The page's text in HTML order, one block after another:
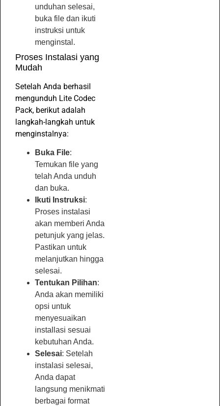
unduhan selesai,
buka file dan ikuti
instruksi untuk
menginstal.
Proses Instalasi yang
Mudah
Setelah Anda berhasil
mengunduh Lite Codec
Pack, berikut adalah
langkah-langkah untuk
menginstalnya:
Buka File:
Temukan file yang
telah Anda unduh
dan buka.
Ikuti Instruksi:
Proses instalasi
akan memberi Anda
petunjuk yang jelas.
Pastikan untuk
melanjutkan hingga
selesai.
Tentukan Pilihan:
Anda akan memiliki
opsi untuk
menyesuaikan
installasi sesuai
kebutuhan Anda.
Selesai: Setelah
instalasi selesai,
Anda dapat
langsung menikmati
berbagai format